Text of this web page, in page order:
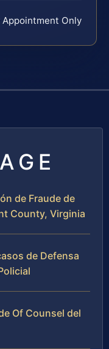
Appointment Only
de Fraude de
County, Virginia
de Defensa
Of Counsel del